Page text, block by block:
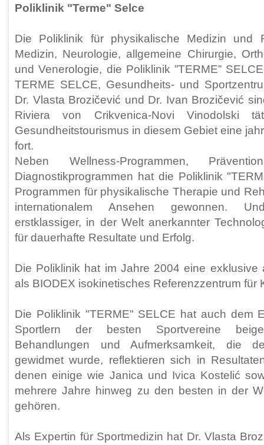
Poliklinik "Terme" Selce
Die Poliklinik für physikalische Medizin und
Medizin, Neurologie, allgemeine Chirurgie,
und Venerologie, die Poliklinik ”TERME”
TERME SELCE, Gesundheits- und
Dr. Vlasta Brozičević und Dr. Ivan Brozičević
Riviera von Crikvenica-Novi Vinodolski
Gesundheitstourismus in diesem Gebiet eine
fort.
Neben Wellness-Programmen,
Diagnostikprogrammen hat die Poliklinik
Programmen für physikalische Therapie und
internationalem Ansehen gewonnen.
erstklassiger, in der Welt anerkannter
für dauerhafte Resultate und Erfolg.
Die Poliklinik hat im Jahre 2004 eine exklusive
als BIODEX isokinetisches Referenzzentrum für
Die Poliklinik "TERME" SELCE hat auch dem
Sportlern der besten Sportvereine
Behandlungen und Aufmerksamkeit, die
gewidmet wurde, reflektieren sich in
denen einige wie Janica und Ivica Kostelić
mehrere Jahre hinweg zu den besten in der
gehören.
Als Expertin für Sportmedizin hat Dr. Vlasta